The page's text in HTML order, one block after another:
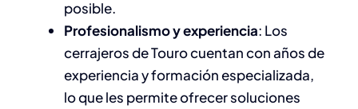
posible.
Profesionalismo y experiencia: Los
cerrajeros de Touro cuentan con años de
experiencia y formación especializada,
lo que les permite ofrecer soluciones